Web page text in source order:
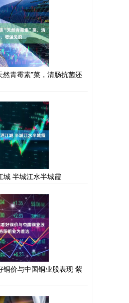
青霉素”菜，清肠抗菌还
城 半城江水半城霞
铜价与中国铜业股表现 紫